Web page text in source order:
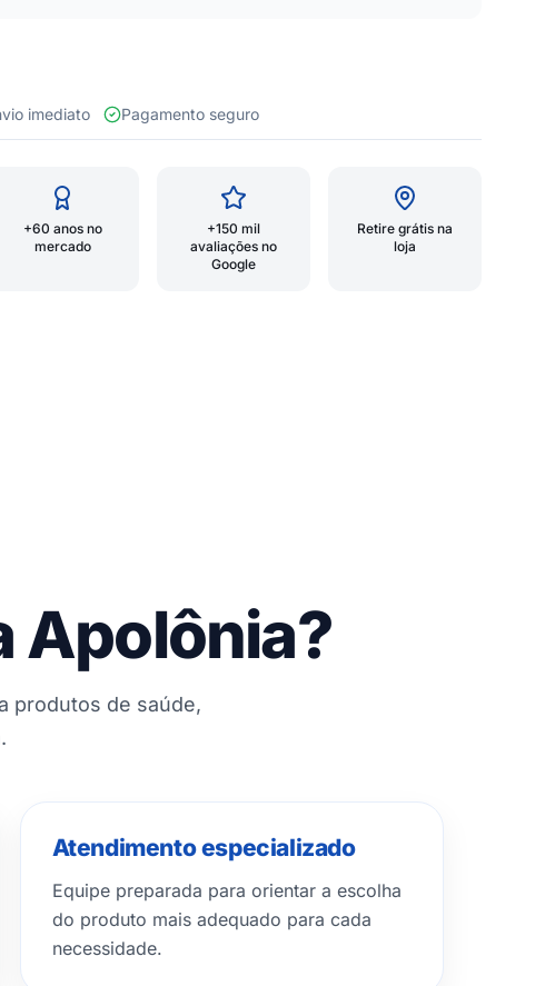
imediato
Pagamento seguro
+60 anos no
mercado
+150 mil
avaliações no
Google
Retire grátis na
loja
Apolônia?
produtos de saúde,
Atendimento especializado
Equipe preparada para orientar a escolha
do produto mais adequado para cada
necessidade.